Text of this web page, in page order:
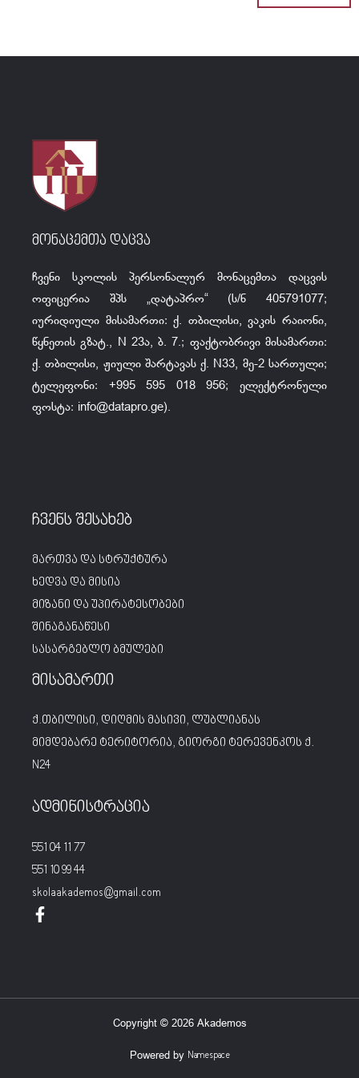
მონაცემთა დაცვა
ჩვენი სკოლის პერსონალურ მონაცემთა დაცვის
ოფიცერია შპს „დატაპრო“ (ს/ნ 405791077;
იურიდიული მისამართი: ქ. თბილისი, ვაკის რაიონი,
წყნეთის გზატ., N 23ა, ბ. 7.; ფაქტობრივი მისამართი:
ქ. თბილისი, ჟიული შარტავას ქ. N33, მე-2 სართული;
ტელეფონი: +995 595 018 956; ელექტრონული
ფოსტა: info@datapro.ge).
ჩვენს შესახებ
მართვა და სტრუქტურა
ხედვა და მისია
მიზანი და უპირატესობები
შინაგანაწესი
სასარგებლო ბმულები
მისამართი
ქ.თბილისი, დიღმის მასივი, ლუბლიანას
მიმდებარე ტერიტორია, გიორგი ტერევენკოს ქ.
N24
ადმინისტრაცია
551 04 11 77
551 10 99 44
skolaakademos@gmail.com
Copyright © 2026 Akademos
Powered by Namespace